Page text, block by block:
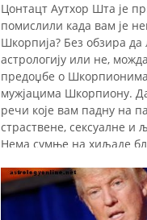
Цонтацт Аутхор Шта је
помислили када вам је
Шкорпија? Без обзира да
астрологију или не,
предоџбе о
мужјацима Шкорпиону.
речи које вам падну на
страствене, сексуалне и
Нема сумње на хиљаде
карактеристикама, а већи